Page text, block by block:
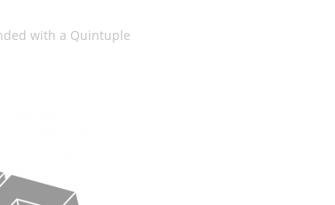
with a Quintuple